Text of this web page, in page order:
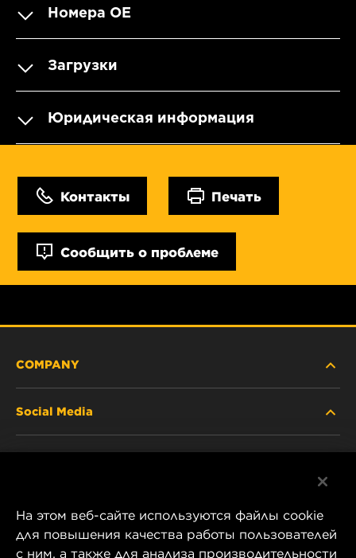
Номера OE
Загрузки
Юридическая информация
Контакты Печать
Сообщить о проблеме
COMPANY
CAREER
Social Media
Instagram
На этом веб-сайте используются файлы cookie
для повышения качества работы пользователей
с ним, а также для анализа производительности